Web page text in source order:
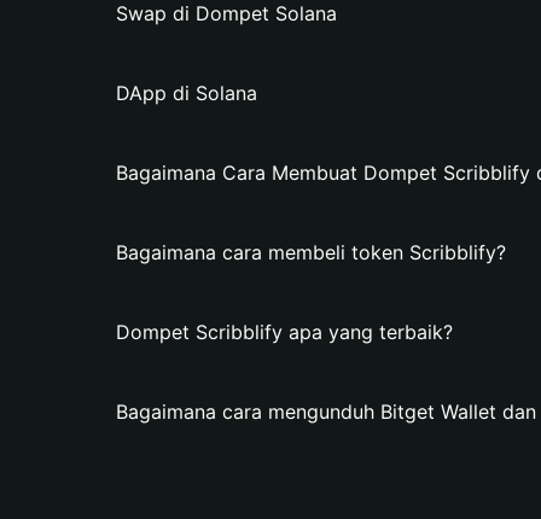
Swap di Dompet Solana
DApp di Solana
Bagaimana Cara Membuat Dompet Scribblify
Bagaimana cara membeli token Scribblify?
Dompet Scribblify apa yang terbaik?
Bagaimana cara mengunduh Bitget Wallet